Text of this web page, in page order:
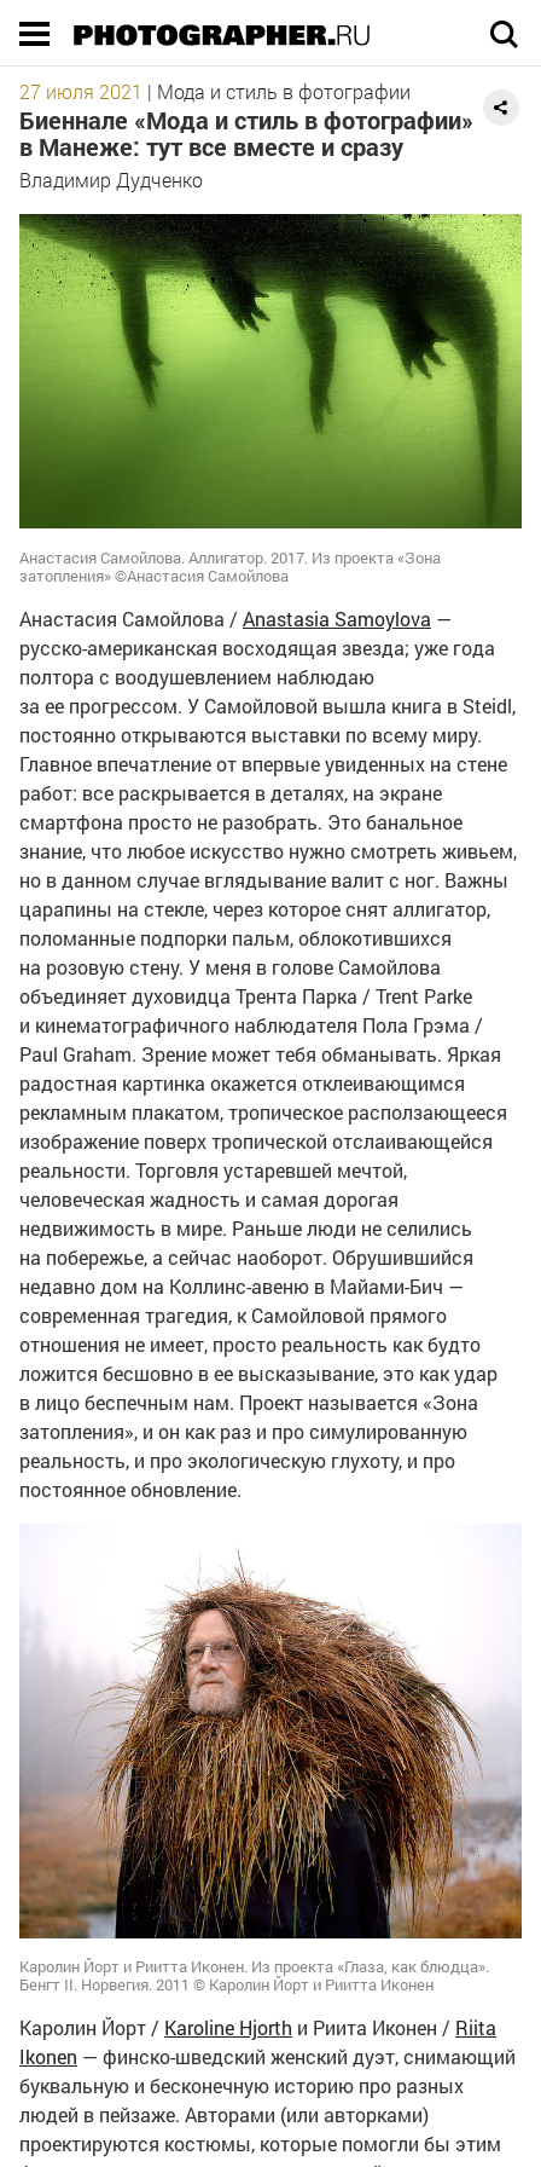
27 июля 2021 | Мода и стиль в фотографии
Биеннале «Мода и стиль в фотографии»
в Манеже: тут все вместе и сразу
Владимир Дудченко
Анастасия Самойлова. Аллигатор. 2017. Из проекта «Зона
затопления» ©Анастасия Самойлова
Анастасия Самойлова / Anastasia Samoylova —
русско-американская восходящая звезда; уже года
полтора с воодушевлением наблюдаю
за ее прогрессом. У Самойловой вышла книга в Steidl,
постоянно открываются выставки по всему миру.
Главное впечатление от впервые увиденных на стене
работ: все раскрывается в деталях, на экране
смартфона просто не разобрать. Это банальное
знание, что любое искусство нужно смотреть живьем,
но в данном случае вглядывание валит с ног. Важны
царапины на стекле, через которое снят аллигатор,
поломанные подпорки пальм, облокотившихся
на розовую стену. У меня в голове Самойлова
объединяет духовидца Трента Парка / Trent Parke
и кинематографичного наблюдателя Пола Грэма /
Paul Graham. Зрение может тебя обманывать. Яркая
радостная картинка окажется отклеивающимся
рекламным плакатом, тропическое расползающееся
изображение поверх тропической отслаивающейся
реальности. Торговля устаревшей мечтой,
человеческая жадность и самая дорогая
недвижимость в мире. Раньше люди не селились
на побережье, а сейчас наоборот. Обрушившийся
недавно дом на Коллинс-авеню в Майами-Бич —
современная трагедия, к Самойловой прямого
отношения не имеет, просто реальность как будто
ложится бесшовно в ее высказывание, это как удар
в лицо беспечным нам. Проект называется «Зона
затопления», и он как раз и про симулированную
реальность, и про экологическую глухоту, и про
постоянное обновление.
Каролин Йорт и Риитта Иконен. Из проекта «Глаза, как блюдца».
Бенгт II. Норвегия. 2011 © Каролин Йорт и Риитта Иконен
Каролин Йорт / Karoline Hjorth и Риита Иконен / Riita
Ikonen — финско-шведский женский дуэт, снимающий
буквальную и бесконечную историю про разных
людей в пейзаже. Авторами (или авторками)
проектируются костюмы, которые помогли бы этим